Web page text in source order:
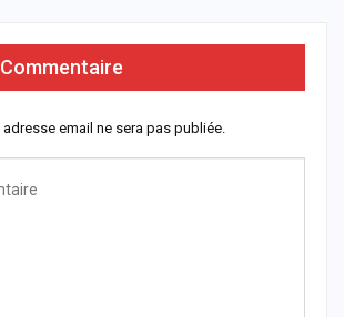
adresse email ne sera pas publiée.